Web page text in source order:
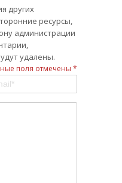
других
ресурсы,
администрации
удалены.
поля отмечены *